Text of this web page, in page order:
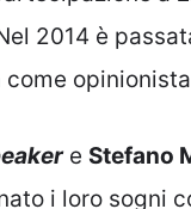
2014 è
come
e Stefano
i loro sogni